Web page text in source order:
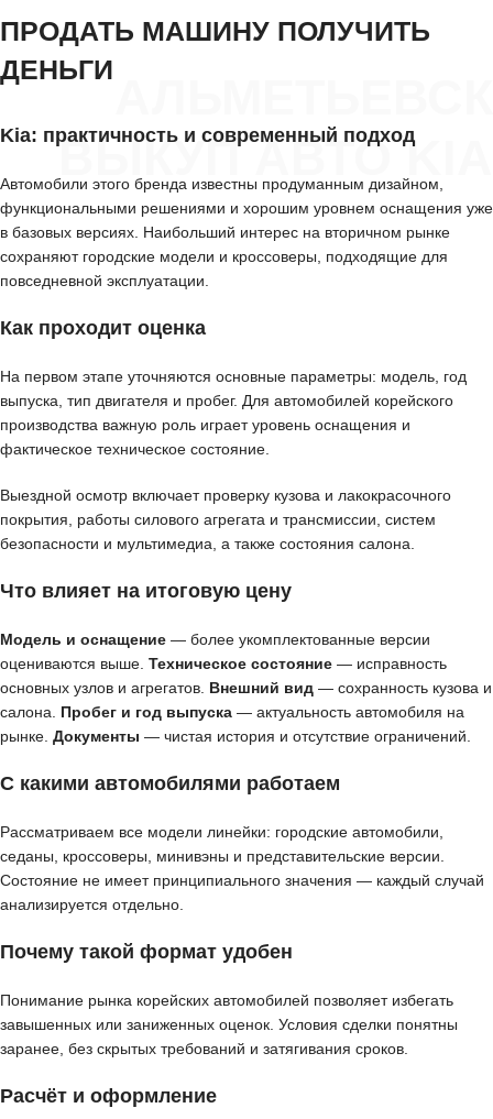
ВЫКУП АВТО KIA
ПРОДАТЬ МАШИНУ ПОЛУЧИТЬ
ДЕНЬГИ
Kia: практичность и современный подход
Автомобили этого бренда известны продуманным дизайном,
функциональными решениями и хорошим уровнем оснащения уже
в базовых версиях. Наибольший интерес на вторичном рынке
сохраняют городские модели и кроссоверы, подходящие для
повседневной эксплуатации.
Как проходит оценка
На первом этапе уточняются основные параметры: модель, год
выпуска, тип двигателя и пробег. Для автомобилей корейского
производства важную роль играет уровень оснащения и
фактическое техническое состояние.
Выездной осмотр включает проверку кузова и лакокрасочного
покрытия, работы силового агрегата и трансмиссии, систем
безопасности и мультимедиа, а также состояния салона.
Что влияет на итоговую цену
Модель и оснащение — более укомплектованные версии
оцениваются выше. Техническое состояние — исправность
основных узлов и агрегатов. Внешний вид — сохранность кузова и
салона. Пробег и год выпуска — актуальность автомобиля на
рынке. Документы — чистая история и отсутствие ограничений.
С какими автомобилями работаем
Рассматриваем все модели линейки: городские автомобили,
седаны, кроссоверы, минивэны и представительские версии.
Состояние не имеет принципиального значения — каждый случай
анализируется отдельно.
Почему такой формат удобен
Понимание рынка корейских автомобилей позволяет избегать
завышенных или заниженных оценок. Условия сделки понятны
заранее, без скрытых требований и затягивания сроков.
Расчёт и оформление